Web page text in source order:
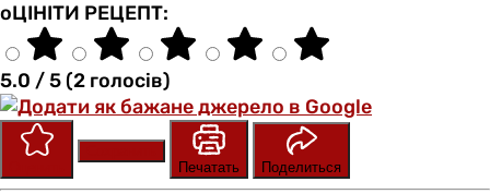
оЦІНІТИ РЕЦЕПТ:
5.0 / 5 (2 голосів)
Печатать
Поделиться